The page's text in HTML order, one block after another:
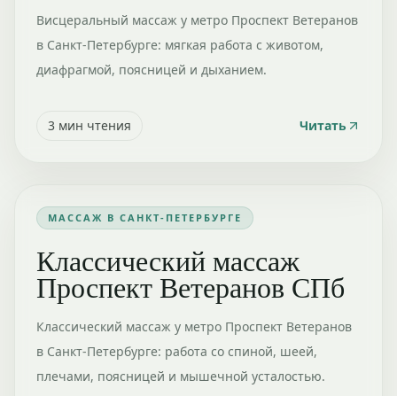
Висцеральный массаж у метро Проспект Ветеранов
в Санкт-Петербурге: мягкая работа с животом,
диафрагмой, поясницей и дыханием.
3 мин чтения Читать
МАССАЖ В САНКТ-ПЕТЕРБУРГЕ
Классический массаж
Проспект Ветеранов СПб
Классический массаж у метро Проспект Ветеранов
в Санкт-Петербурге: работа со спиной, шеей,
плечами, поясницей и мышечной усталостью.